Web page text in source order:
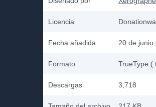
Licencia
Fecha añadida 20 de junio
Formato TrueType
Descargas 3,718